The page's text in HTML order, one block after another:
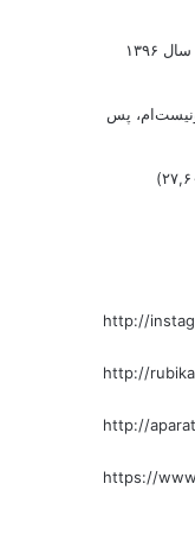
ریویزیونیست‌ام، پس
http://
http://
http://
https://